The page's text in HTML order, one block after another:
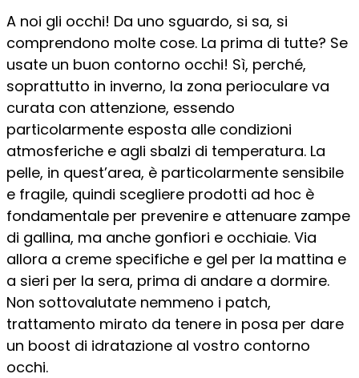
A noi gli occhi! Da uno sguardo, si sa, si
comprendono molte cose. La prima di tutte? Se
usate un buon contorno occhi! Sì, perché,
soprattutto in inverno, la zona perioculare va
curata con attenzione, essendo
particolarmente esposta alle condizioni
atmosferiche e agli sbalzi di temperatura. La
pelle, in quest’area, è particolarmente sensibile
e fragile, quindi scegliere prodotti ad hoc è
fondamentale per prevenire e attenuare zampe
di gallina, ma anche gonfiori e occhiaie. Via
allora a creme specifiche e gel per la mattina e
a sieri per la sera, prima di andare a dormire.
Non sottovalutate nemmeno i patch,
trattamento mirato da tenere in posa per dare
un boost di idratazione al vostro contorno
occhi.